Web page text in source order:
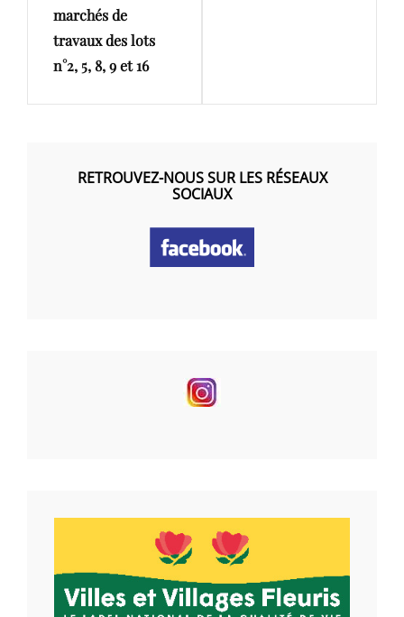
marchés de
travaux des lots
n°2, 5, 8, 9 et 16
RETROUVEZ-NOUS SUR LES RÉSEAUX
SOCIAUX